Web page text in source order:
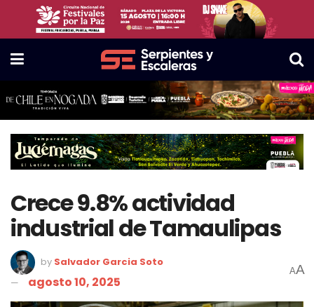
Crece 9.8% actividad
industrial de Tamaulipas
by Salvador Garcia Soto
agosto 10, 2025
AA